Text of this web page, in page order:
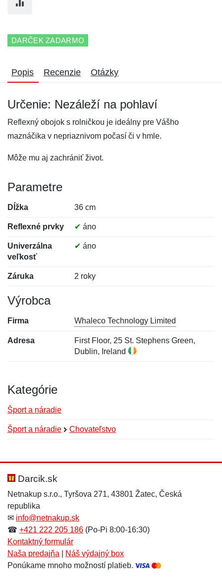
DARČEK ZADARMO
Popis Recenzie Otázky
Určenie: Nezáleží na pohlaví
Reflexný obojok s rolničkou je ideálny pre Vášho
maznáčika v nepriaznivom počasí či v hmle.
Môže mu aj zachrániť život.
Parametre
Dĺžka 36 cm
Reflexné prvky ✔ áno
Univerzálna
veľkosť
✔ áno
Záruka 2 roky
Výrobca
Firma Whaleco Technology Limited
Adresa
First Floor, 25 St. Stephens Green,
Dublin, Ireland
Kategórie
Šport a náradie
Šport a náradie Chovateľstvo
Hodnotenie:
Meno:*
E-mail:
Meno:
E-mail:*
Správa*
Darcik.sk
Netnakup s.r.o., Tyršova 271, 43801 Žatec, Česká
republika
✉ info@netnakup.sk
☎ +421 222 205 186 (Po-Pi 8:00-16:30)
Kontaktný formulár
Naša predajňa
Náš výdajný box
Ponúkame mnoho možností platieb.